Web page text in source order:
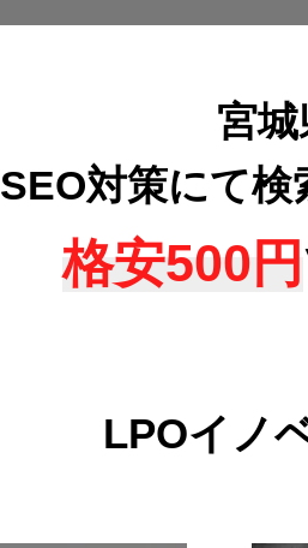
宮城
SEO対策にて検
格安500円
LPOイノ